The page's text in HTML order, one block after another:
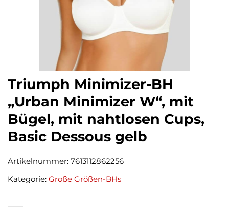
Triumph Minimizer-BH
„Urban Minimizer W“, mit
Bügel, mit nahtlosen Cups,
Basic Dessous gelb
Artikelnummer: 7613112862256
Kategorie: Große Größen-BHs